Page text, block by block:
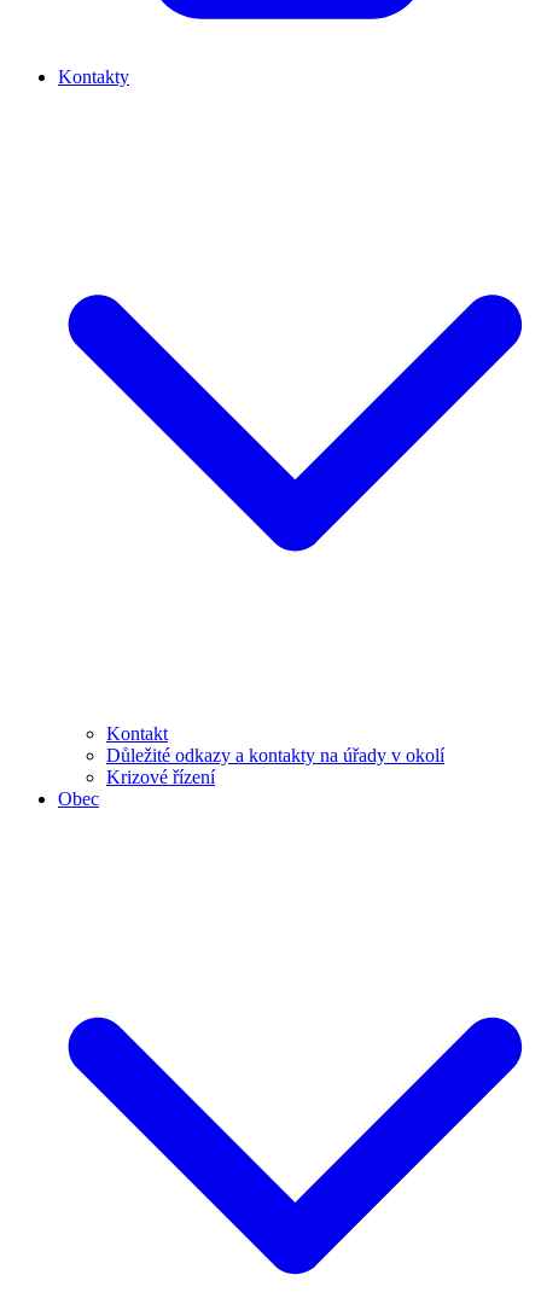
Kontakty
Kontakt
Důležité odkazy a kontakty na úřady v okolí
Krizové řízení
Obec